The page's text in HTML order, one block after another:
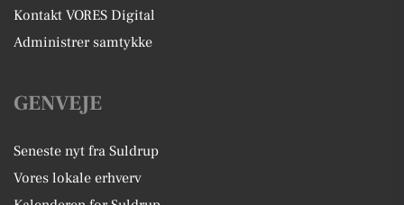
Kontakt VORES Digital
Administrer samtykke
GENVEJE
Seneste nyt fra Suldrup
Vores lokale erhverv